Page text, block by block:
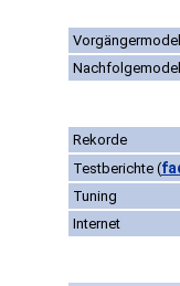
Vorgängermodell
Nachfolgemodell
Rekorde
Testberichte (
Tuning
Internet